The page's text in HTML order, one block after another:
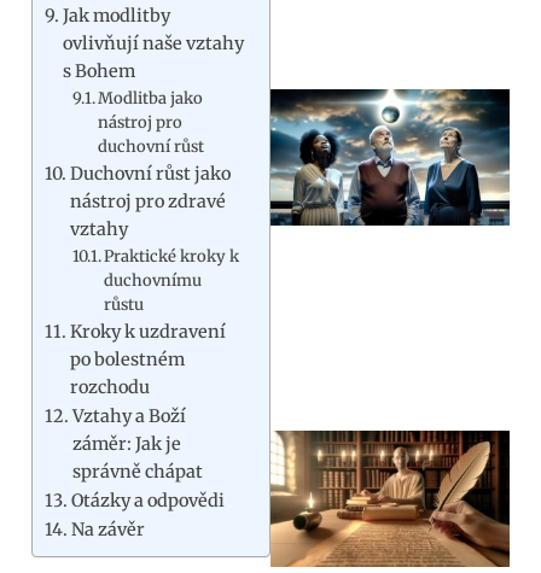
Jak modlitby
ovlivňují naše vztahy
s Bohem
Modlitba jako
nástroj pro
duchovní růst
Duchovní růst jako
nástroj pro zdravé
vztahy
Praktické kroky k
duchovnímu
růstu
Kroky k uzdravení
po bolestném
rozchodu
Vztahy a Boží
záměr: Jak je
správně chápat
Otázky a odpovědi
Na závěr